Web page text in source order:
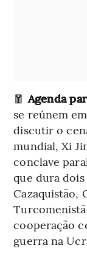
🧧Agenda
se reúnem
discutir o
mundial, Xi
conclave
que dura
Cazaquistão,
cooperação
guerra na